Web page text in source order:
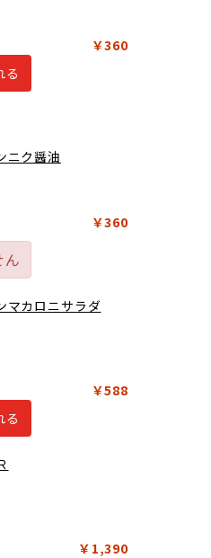
￥360
る
ニク醤油
￥360
ん
マカロニサラダ
￥588
る
￥1,390